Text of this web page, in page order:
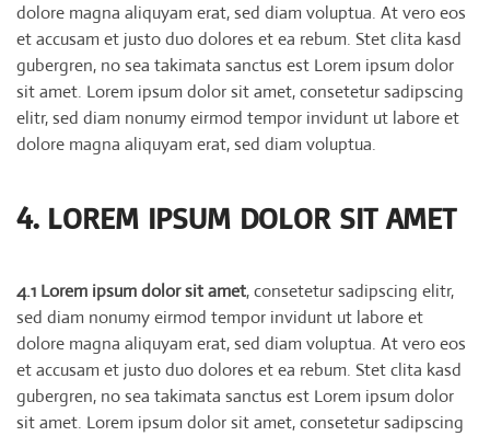
dolore magna aliquyam erat, sed diam voluptua. At vero eos
et accusam et justo duo dolores et ea rebum. Stet clita kasd
gubergren, no sea takimata sanctus est Lorem ipsum dolor
sit amet. Lorem ipsum dolor sit amet, consetetur sadipscing
elitr, sed diam nonumy eirmod tempor invidunt ut labore et
dolore magna aliquyam erat, sed diam voluptua.
4. LOREM IPSUM DOLOR SIT AMET
4.1 Lorem ipsum dolor sit amet, consetetur sadipscing elitr,
sed diam nonumy eirmod tempor invidunt ut labore et
dolore magna aliquyam erat, sed diam voluptua. At vero eos
et accusam et justo duo dolores et ea rebum. Stet clita kasd
gubergren, no sea takimata sanctus est Lorem ipsum dolor
sit amet. Lorem ipsum dolor sit amet, consetetur sadipscing